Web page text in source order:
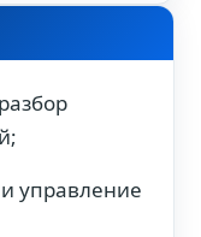
управление